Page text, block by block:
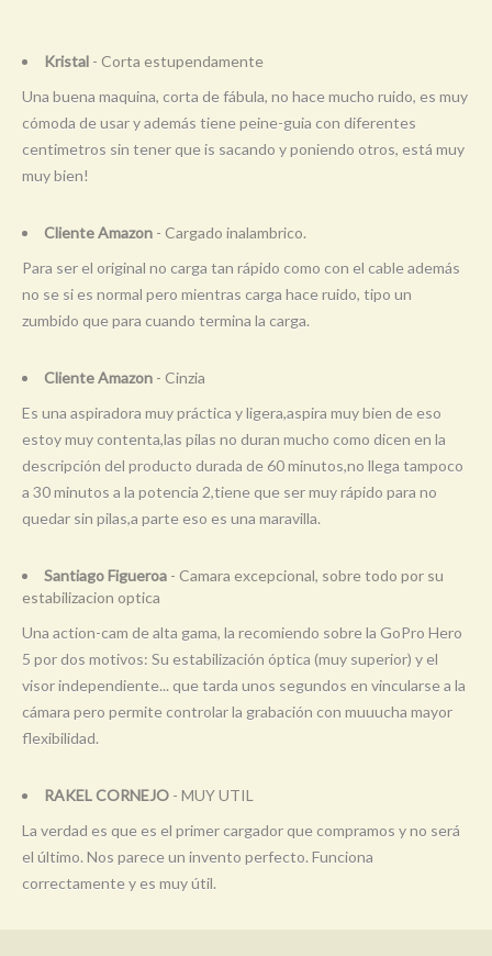
Kristal - Corta estupendamente
Una buena maquina, corta de fábula, no hace mucho ruido, es muy
cómoda de usar y además tiene peine-guia con diferentes
centimetros sin tener que is sacando y poniendo otros, está muy
muy bien!
Cliente Amazon - Cargado inalambrico.
Para ser el original no carga tan rápido como con el cable además
no se si es normal pero mientras carga hace ruido, tipo un
zumbido que para cuando termina la carga.
Cliente Amazon - Cinzia
Es una aspiradora muy práctica y ligera,aspira muy bien de eso
estoy muy contenta,las pilas no duran mucho como dicen en la
descripción del producto durada de 60 minutos,no llega tampoco
a 30 minutos a la potencia 2,tiene que ser muy rápido para no
quedar sin pilas,a parte eso es una maravilla.
Santiago Figueroa - Camara excepcional, sobre todo por su
estabilizacion optica
Una action-cam de alta gama, la recomiendo sobre la GoPro Hero
5 por dos motivos: Su estabilización óptica (muy superior) y el
visor independiente... que tarda unos segundos en vincularse a la
cámara pero permite controlar la grabación con muuucha mayor
flexibilidad.
RAKEL CORNEJO - MUY UTIL
La verdad es que es el primer cargador que compramos y no será
el último. Nos parece un invento perfecto. Funciona
correctamente y es muy útil.